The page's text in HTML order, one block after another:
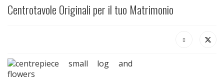
Centrotavole Originali per il tuo Matrimonio